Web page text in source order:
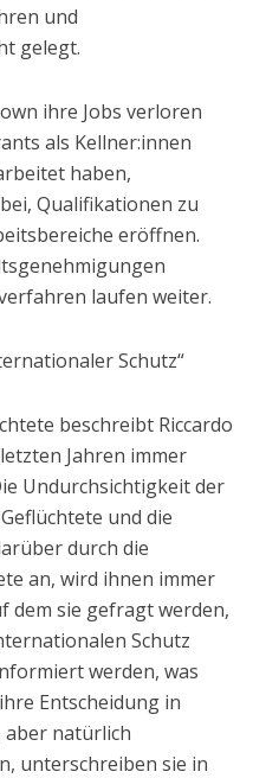
und
gelegt.
ihre Jobs verloren
als Kellner:innen
haben,
Qualifikationen zu
eröffnen.
laufen weiter.
Schutz“
beschreibt Riccardo
Jahren immer
Undurchsichtigkeit der
und die
durch die
an, wird ihnen immer
dem sie gefragt werden,
Schutz
werden, was
Entscheidung in
aber natürlich
unterschreiben sie in